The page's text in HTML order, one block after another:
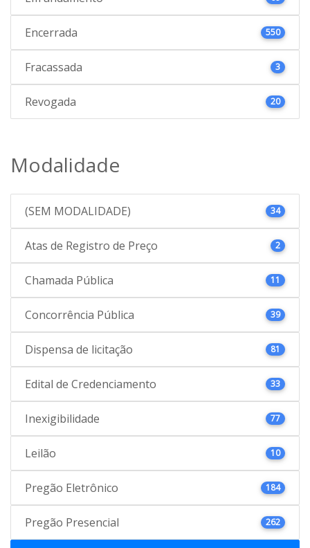
Encerrada 550
Fracassada 3
Revogada 20
Modalidade
(SEM MODALIDADE) 34
Atas de Registro de Preço 2
Chamada Pública 11
Concorrência Pública 39
Dispensa de licitação 81
Edital de Credenciamento 33
Inexigibilidade 77
Leilão 10
Pregão Eletrônico 184
Pregão Presencial 262